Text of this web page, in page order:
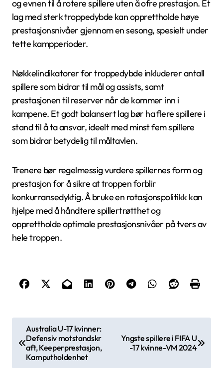
og evnen til å rotere spillere uten å ofre prestasjon. Et
lag med sterk troppedybde kan opprettholde høye
prestasjonsnivåer gjennom en sesong, spesielt under
tette kampperioder.
Nøkkelindikatorer for troppedybde inkluderer antall
spillere som bidrar til mål og assists, samt
prestasjonen til reserver når de kommer inn i
kampene. Et godt balansert lag bør ha flere spillere i
stand til å ta ansvar, ideelt med minst fem spillere
som bidrar betydelig til måltavlen.
Trenere bør regelmessig vurdere spillernes form og
prestasjon for å sikre at troppen forblir
konkurransedyktig. Å bruke en rotasjonspolitikk kan
hjelpe med å håndtere spillertrøtthet og
opprettholde optimale prestasjonsnivåer på tvers av
hele troppen.
o
Australia U-17 kvinner:
Defensiv motstandskr
aft, Keeperprestasjon,
Kamputholdenhet
Yngste spillere i FIFA U
-17 kvinne-VM 2024